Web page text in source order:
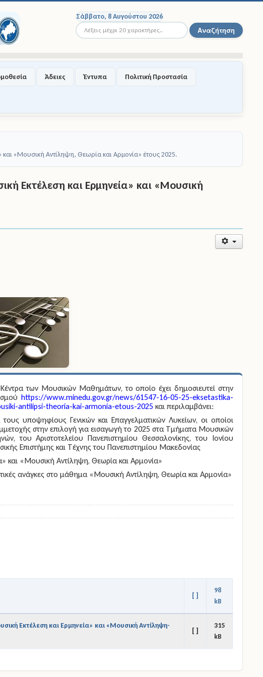
Σάββατο, 8 Αυγούστου 2026
Αναζήτηση... Αναζήτηση
Άδειες Έντυπα Πολιτική Προστασία
«Μουσική Αντίληψη, Θεωρία και Αρμονία» έτους 2025.
Εκτέλεση και Ερμηνεία» και «Μουσική
των Μουσικών Μαθημάτων, το οποίο έχει δημοσιευτεί στην
https://www.minedu.gov.gr/news/61547-16-05-25-eksetastika-
antilipsi-theoria-kai-armonia-etous-2025και περιλαμβάνει:
υποψηφίους Γενικών και Επαγγελματικών Λυκείων, οι οποίοι
στην επιλογή για εισαγωγή το 2025 στα Τμήματα Μουσικών
του Αριστοτελείου Πανεπιστημίου Θεσσαλονίκης, του Ιονίου
Επιστήµης και Τέχνης του Πανεπιστηµίου Μακεδονίας
και «Μουσική Αντίληψη, Θεωρία και Αρμονία»
ανάγκες στο μάθημα «Μουσική Αντίληψη, Θεωρία και Αρμονία»
[ ]
98
kB
Εκτέλεση και Ερμηνεία» και «Μουσική Αντίληψη-
[ ]
315
kB